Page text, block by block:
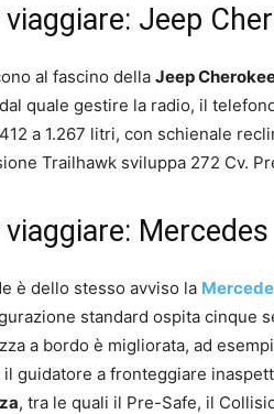
Jeep
al fascino della Jeep
quale gestire la radio, il
a 1.267 litri, con schienale
Trailhawk sviluppa 272 Cv.
è dello stesso avviso la
standard ospita cinque
a bordo è migliorata, ad
guidatore a fronteggiare
, tra le quali il Pre-Safe, il